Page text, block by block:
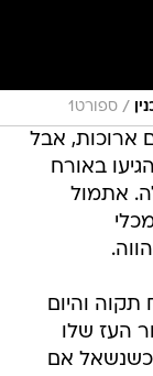
/ ספורט1
ארוכות, אבל
באורח
אתמול
פתח תקוה והיום
העז שלו
אם